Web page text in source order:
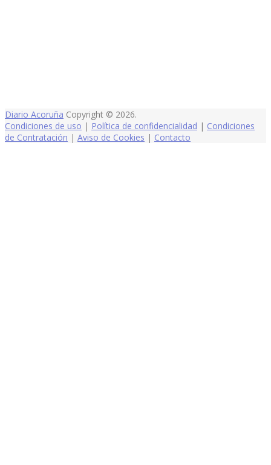
Diario Acoruña Copyright © 2026.
Condiciones de uso | Política de confidencialidad | Condiciones
de Contratación | Aviso de Cookies | Contacto